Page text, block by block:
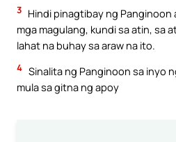
3 Hindi pinagtibay ng
mga magulang, kundi sa atin, sa
lahat na buhay sa araw na ito.
4 Sinalita ng Panginoon sa inyo
mula sa gitna ng apoy